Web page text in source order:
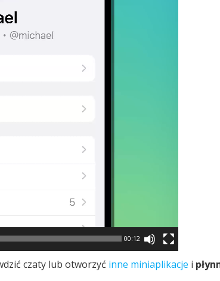
00:12
czaty lub otworzyć inne miniaplikacje i